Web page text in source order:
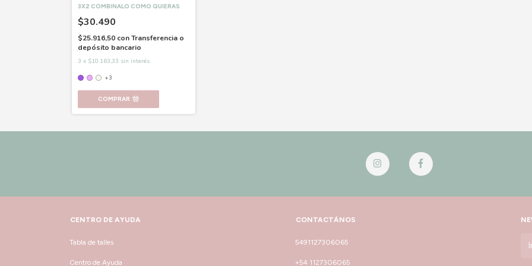
3X2 COMBINALO COMO QUIERAS
$30.490
$25.916,50 conTransferencia o
depósito bancario
3 x $10.163,33 sin interés
+3
COMPRAR
CENTRO DE AYUDA
Tabla de talles
Centro de Ayuda
CONTACTÁNOS
5491127306065
+54 1127306065